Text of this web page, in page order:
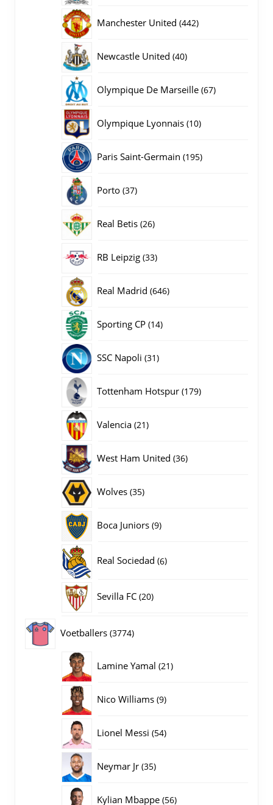
Manchester United 442442
Newcastle United 4040
Olympique De Marseille 6767
Olympique Lyonnais 1010
Paris Saint-Germain 195195
Porto 3737
Real Betis 2626
RB Leipzig 3333
Real Madrid 646646
Sporting CP 1414
SSC Napoli 3131
Tottenham Hotspur 179179
Valencia 2121
West Ham United 3636
Wolves 3535
Boca Juniors 99
Real Sociedad 66
Sevilla FC 2020
Voetballers 37743774
Lamine Yamal 2121
Nico Williams 99
Lionel Messi 5454
Neymar Jr 3535
Kylian Mbappe 5656